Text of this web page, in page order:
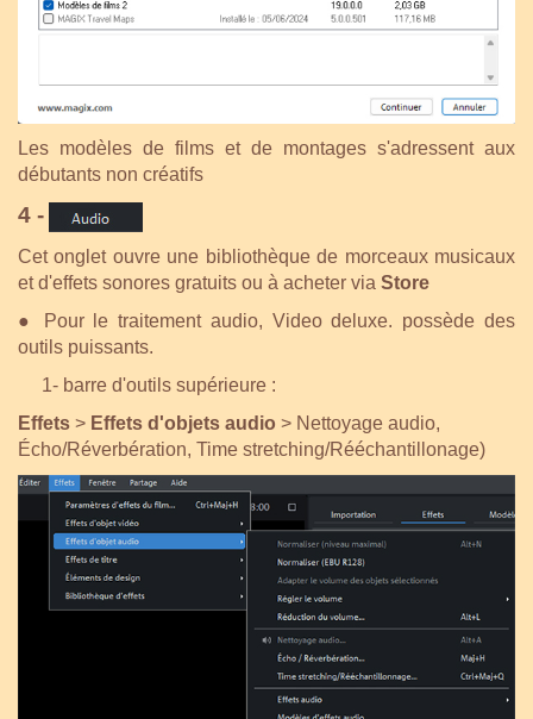
Les modèles de films et de montages s'adressent aux
débutants non créatifs
4 -
Cet onglet ouvre une bibliothèque de morceaux musicaux
et d'effets sonores gratuits ou à acheter via Store
●
Pour le traitement audio, Video deluxe. possède des
outils puissants.
1- barre d'outils supérieure :
Effets > Effets d'objets audio > Nettoyage audio,
Écho/Réverbération, Time stretching/Rééchantillonage)